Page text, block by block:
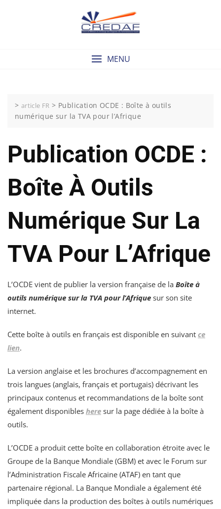
MENU
> article FR > Publication OCDE : Boîte à outils
numérique sur la TVA pour l’Afrique
Publication OCDE :
Boîte À Outils
Numérique Sur La
TVA Pour L’Afrique
L’OCDE vient de publier la version française de la Boîte à
outils numérique sur la TVA pour l’Afrique sur son site
internet.
Cette boîte à outils en français est disponible en suivant ce
lien.
La version anglaise et les brochures d’accompagnement en
trois langues (anglais, français et portugais) décrivant les
principaux contenus et recommandations de la boîte sont
également disponibles here sur la page dédiée à la boîte à
outils.
L’OCDE a produit cette boîte en collaboration étroite avec le
Groupe de la Banque Mondiale (GBM) et avec le Forum sur
l’Administration Fiscale Africaine (ATAF) en tant que
partenaire régional. La Banque Mondiale a également été
impliquée dans la production des boîtes à outils numériques